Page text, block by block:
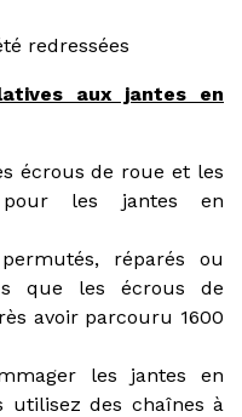
redressées
aux jantes en
écrous de roue et les
les jantes en
réparés ou
que les écrous de
avoir parcouru 1600
les jantes en
utilisez des chaînes à